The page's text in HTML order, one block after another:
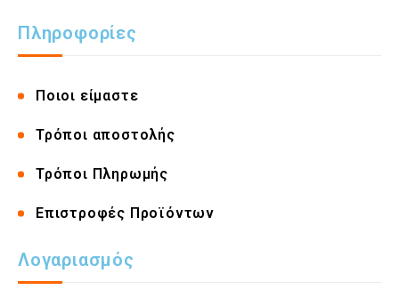
Πληροφορίες
Ποιοι είμαστε
Τρόποι αποστολής
Τρόποι Πληρωμής
Επιστροφές Προϊόντων
Λογαριασμός